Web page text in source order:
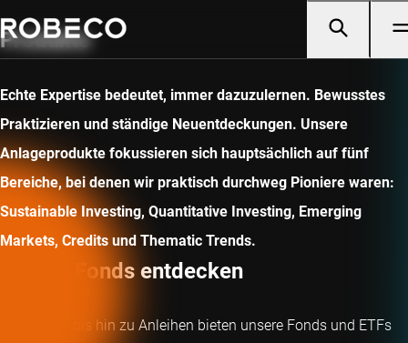
Produkte
Echte Expertise bedeutet, immer dazuzulernen. Bewusstes
Praktizieren und ständige Neuentdeckungen. Unsere
Anlageprodukte fokussieren sich hauptsächlich auf fünf
Bereiche, bei denen wir praktisch durchweg Pioniere waren:
Sustainable Investing, Quantitative Investing, Emerging
Markets, Credits und Thematic Trends.
Unsere Fonds entdecken
Von Aktien bis hin zu Anleihen bieten unsere Fonds und ETFs